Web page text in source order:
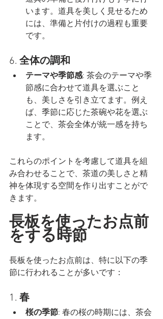
います。道具を美しく見せるため
には、準備と片付けの過程も重要
です。
6. 全体の調和
テーマや季節感: 茶会のテーマや季
節感に合わせて道具を選ぶこと
も、美しさを引き立てます。例え
ば、季節に応じた茶碗や花を選ぶ
ことで、茶会全体が統一感を持ち
ます。
これらのポイントを考慮して道具を組
み合わせることで、茶道の美しさと精
神を体現する空間を作り出すことがで
きます。
長板を使ったお点前
をする時節
長板を使ったお点前は、特に以下の季
節に行われることが多いです：
1. 春
桜の季節: 春の桜の時期には、茶会